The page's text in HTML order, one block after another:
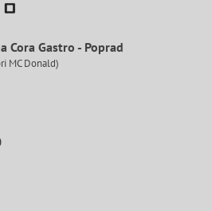
Cora Gastro - Poprad
MC Donald)